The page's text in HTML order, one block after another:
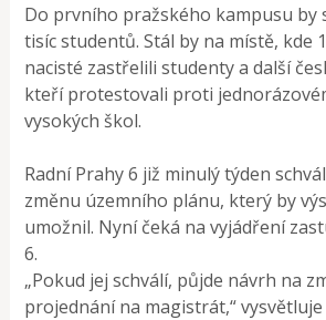
Do prvního pražského kampusu by
tisíc studentů. Stál by na místě, kde
nacisté zastřelili studenty a další
kteří protestovali proti
vysokých škol.
Radní Prahy 6 již minulý týden
změnu územního plánu, který by
umožnil. Nyní čeká na vyjádření
6.
„Pokud jej schválí, půjde návrh na
projednání na magistrát,“ vysvětluje